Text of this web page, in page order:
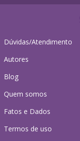
Dúvidas/Atendimento
Autores
Blog
Quem somos
Fatos e Dados
Termos de uso